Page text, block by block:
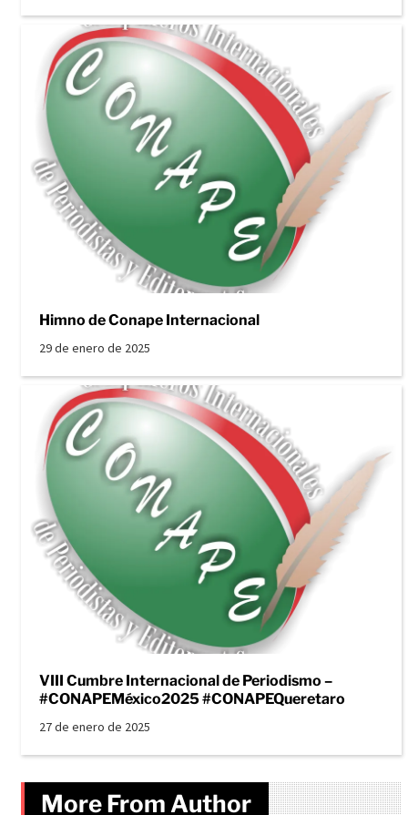
Himno de Conape Internacional
29 de enero de 2025
VIII Cumbre Internacional de Periodismo –
#CONAPEMéxico2025 #CONAPEQueretaro
27 de enero de 2025
More From Author